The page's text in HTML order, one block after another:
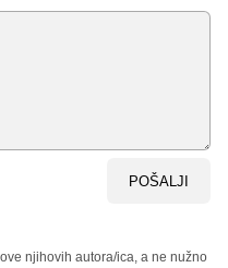
POŠALJI
njihovih autora/ica, a ne nužno